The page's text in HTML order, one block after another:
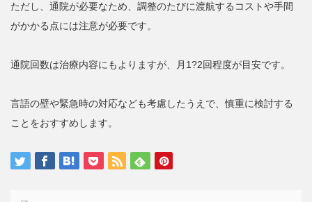
ただし、通院が必要なため、調整のたびに渡航するコストや手間
がかかる点には注意が必要です。
通院回数は治療内容にもよりますが、月1?2回程度が目安です。
言語の壁や緊急時の対応なども考慮したうえで、慎重に検討する
ことをおすすめします。